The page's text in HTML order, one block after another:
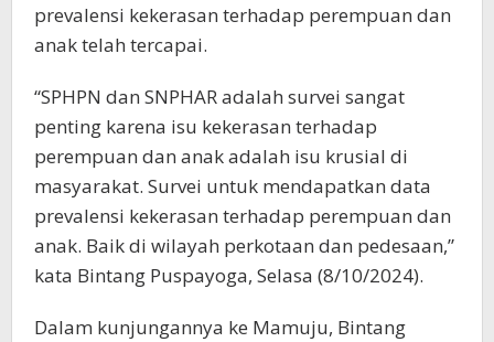
prevalensi kekerasan terhadap perempuan dan
anak telah tercapai.
“SPHPN dan SNPHAR adalah survei sangat
penting karena isu kekerasan terhadap
perempuan dan anak adalah isu krusial di
masyarakat. Survei untuk mendapatkan data
prevalensi kekerasan terhadap perempuan dan
anak. Baik di wilayah perkotaan dan pedesaan,”
kata Bintang Puspayoga, Selasa (8/10/2024).
Dalam kunjungannya ke Mamuju, Bintang